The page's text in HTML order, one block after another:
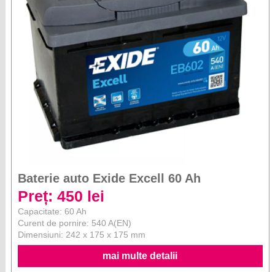
Baterie auto Exide Excell 60 Ah
Preț: 450 lei
Capacitate: 60 Ah
Curent de pornire: 540 A(EN)
Dimensiuni: 242 x 175 x 175 mm
mai multe detalii